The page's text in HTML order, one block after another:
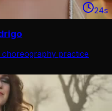
24s
choreography practice